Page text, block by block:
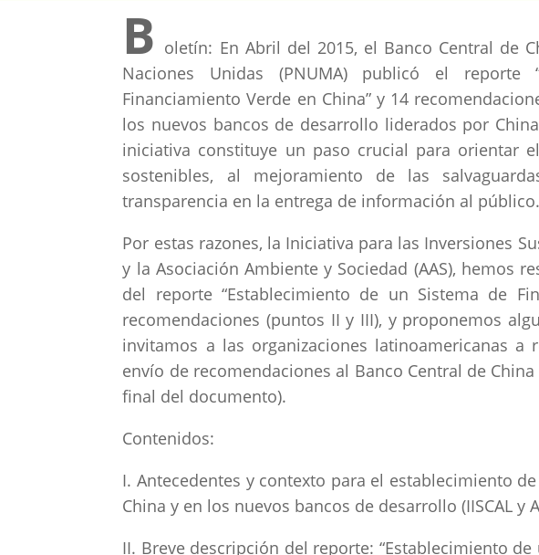
B oletín: En Abril del 2015, el Banco Central de
Naciones Unidas (PNUMA) publicó el reporte
Financiamiento Verde en China” y 14
los nuevos bancos de desarrollo liderados por
iniciativa constituye un paso crucial para orientar
sostenibles, al mejoramiento de las
transparencia en la entrega de información al público.
Por estas razones, la Iniciativa para las Inversiones
y la Asociación Ambiente y Sociedad (AAS), hemos
del reporte “Establecimiento de un Sistema de
recomendaciones (puntos II y III), y proponemos
invitamos a las organizaciones latinoamericanas
envío de recomendaciones al Banco Central de
final del documento).
Contenidos:
I. Antecedentes y contexto para el establecimiento
China y en los nuevos bancos de desarrollo (IISCAL y
II. Breve descripción del reporte: “Establecimiento